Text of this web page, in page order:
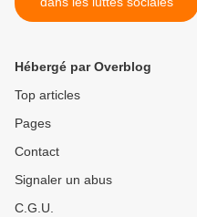
Hébergé par Overblog
Top articles
Pages
Contact
Signaler un abus
C.G.U.